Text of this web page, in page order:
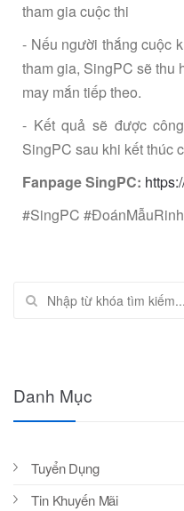
tham gia cuộc thi
- Nếu người thắng cuộc
tham gia, SingPC sẽ thu
may mắn tiếp theo.
- Kết quả sẽ được
SingPC sau khi kết thúc
Fanpage SingPC:
#SingPC
Tìm kiếm:
Danh Mục
Tuyển Dụng
Tin Khuyến Mãi